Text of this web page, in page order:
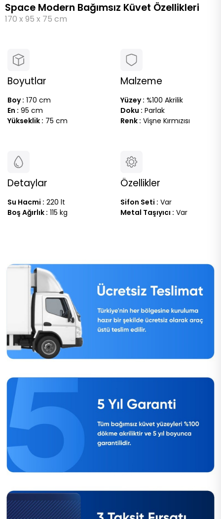
Space Modern Bağımsız Küvet Özellikleri
170 x 95 x 75 cm
Boyutlar
Boy : 170 cm
En : 95 cm
Yükseklik : 75 cm
Malzeme
Yüzey : %100 Akrilik
Doku : Parlak
Renk : Vişne Kırmızısı
Detaylar
Su Hacmi : 220 lt
Boş Ağırlık : 115 kg
Özellikler
Sifon Seti : Var
Metal Taşıyıcı : Var